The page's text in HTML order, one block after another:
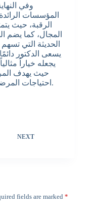
وفي
المؤسسات
الرقبة، حيث
المجال، كما يضم
الحديثة التي
يسعى الدكتور
يجعله خياراً
حيث يهدف
احتياجات المرضى ويساهم في تحسين جودة حياتهم.
NEXT
fields are marked *